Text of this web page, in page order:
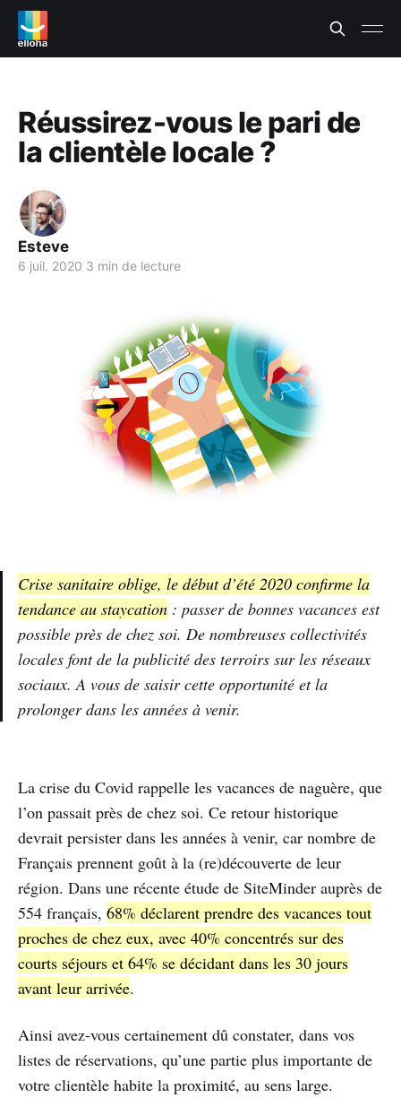
Réussirez-vous le pari de
la clientèle locale ?
Esteve
6 juil. 2020 3 min de lecture
Crise sanitaire oblige, le début d’été 2020 confirme la
tendance au staycation : passer de bonnes vacances est
possible près de chez soi. De nombreuses collectivités
locales font de la publicité des terroirs sur les réseaux
sociaux. A vous de saisir cette opportunité et la
prolonger dans les années à venir.
La crise du Covid rappelle les vacances de naguère, que
l’on passait près de chez soi. Ce retour historique
devrait persister dans les années à venir, car nombre de
Français prennent goût à la (re)découverte de leur
région. Dans une récente étude de SiteMinder auprès de
554 français, 68% déclarent prendre des vacances tout
proches de chez eux, avec 40% concentrés sur des
courts séjours et 64% se décidant dans les 30 jours
avant leur arrivée.
Ainsi avez-vous certainement dû constater, dans vos
listes de réservations, qu’une partie plus importante de
votre clientèle habite la proximité, au sens large.